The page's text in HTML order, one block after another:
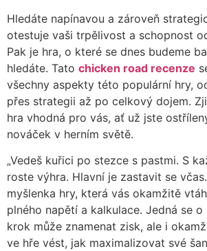
Hledáte napínavou a zároveň
otestuje vaši trpělivost a schopnost
Pak je hra, o které se dnes budeme
hledáte. Tato chicken road recenze
všechny aspekty této populární hry,
přes strategii až po celkový dojem.
hra vhodná pro vás, ať už jste
nováček v herním světě.
„Vedeš kuřici po stezce s pastmi. S
roste výhra. Hlavní je zastavit se
myšlenka hry, která vás okamžitě
plného napětí a kalkulace. Jedná se
krok může znamenat zisk, ale i
ve hře vést, jak maximalizovat své